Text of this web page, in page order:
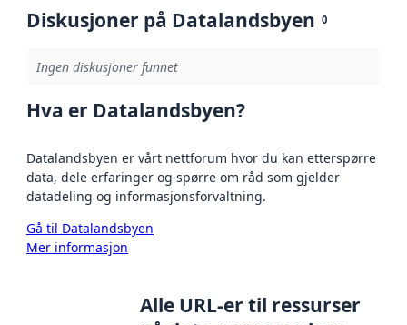
Diskusjoner på Datalandsbyen 0
Ingen diskusjoner funnet
Hva er Datalandsbyen?
Datalandsbyen er vårt nettforum hvor du kan etterspørre
data, dele erfaringer og spørre om råd som gjelder
datadeling og informasjonsforvaltning.
Gå til Datalandsbyen
Mer informasjon
Alle URL-er til ressurser